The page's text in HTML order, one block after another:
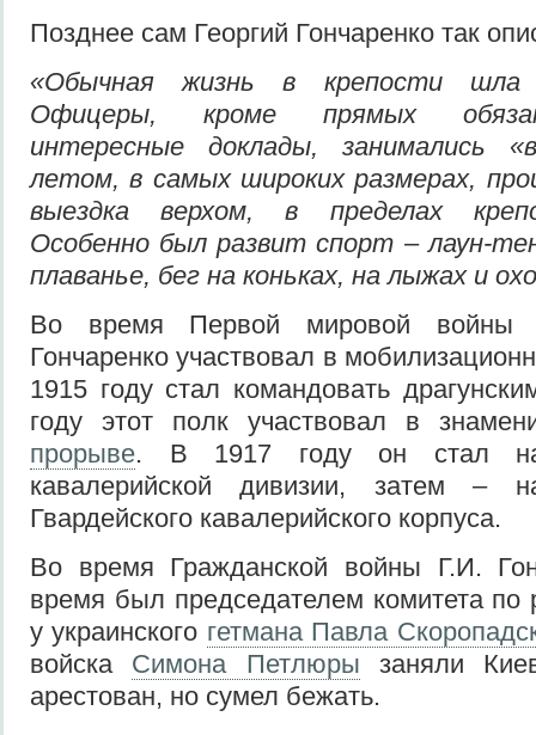
Позднее сам Георгий Гончаренко так
«Обычная жизнь в крепости шла
Офицеры, кроме прямых
интересные доклады, занимались
летом, в самых широких размерах,
выездка верхом, в пределах
Особенно был развит спорт – лаун-
плаванье, бег на коньках, на лыжах и
Во время Первой мировой войны
Гончаренко участвовал в
1915 году стал командовать
году этот полк участвовал в
прорыве. В 1917 году он стал
кавалерийской дивизии, затем –
Гвардейского кавалерийского корпуса.
Во время Гражданской войны Г.И.
время был председателем комитета по
у украинского гетмана Павла
войска Симона Петлюры заняли
арестован, но сумел бежать.